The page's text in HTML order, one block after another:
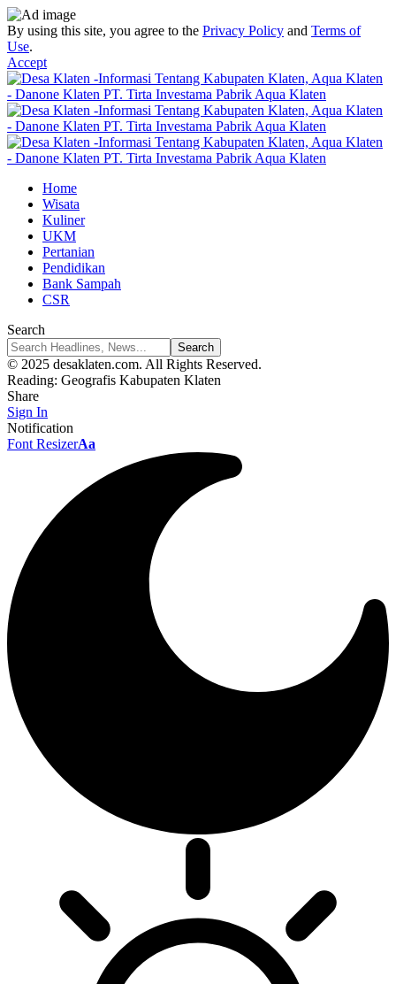
By using this site, you agree to the Privacy Policy and Terms of
Use.
Accept
Home
Wisata
Kuliner
UKM
Pertanian
Pendidikan
Bank Sampah
CSR
Search
© 2025 desaklaten.com. All Rights Reserved.
Reading: Geografis Kabupaten Klaten
Share
Sign In
Notification
Font ResizerAa